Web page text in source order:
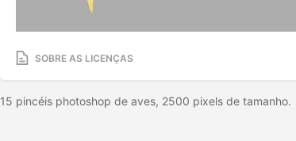
SOBRE AS LICENÇAS
15 pincéis photoshop de aves, 2500 pixels de tamanho.